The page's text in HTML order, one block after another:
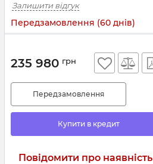
Залишити відгук
Передзамовлення (60 днів)
235 980 грн
Передзамовлення
Купити в кредит
Повідомити про наявність